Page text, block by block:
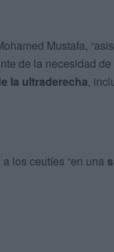
Mustafa,
de la necesidad
la ultraderecha,
los ceutíes “en una